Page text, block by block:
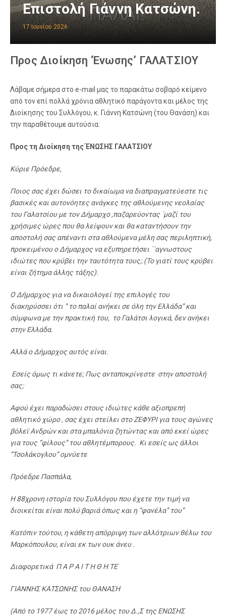
Επιστολή Γιάννη Κατσώνη.
17 Ιουνίου 2026
Προς Διοίκηση ‘Ενωσης’ ΓΑΛΑΤΣΙΟΥ
Λάβαμε σήμερα στο e-mail μας το παρακάτω σοβαρό κείμενο
από τον επί πολλά χρόνια αθλητικό παράγοντα και μέλος της
Διοίκησης του Συλλόγου, κ. Γιάννη Κατσώνη (του Θανάση) και
την παραθέτουμε αυτούσια.
Προς τη Διοίκηση της ΈΝΩΣΗΣ ΓΑΛΑΤΣΙΟΥ
Κύριε Πρόεδρε,
Ποιος σας έχει δώσει το δικαίωμα να διαπραγματεύεστε τις
βασικές και αυτονόητες ανάγκες της αθλούμενης νεολαίας
του Γαλατσίου με τον Δήμαρχο ,παζαρεύοντας ΄μαζί του
χρήσιμες ώρες που θα λείψουν και θα καταντήσουν την
αποστολή σας απέναντι στα αθλούμενα μέλη σας περιληπτική,
προκειμένου ο Δήμαρχος να εξυπηρετήσει ΄΄αγνωστους
ιδιώτες που κρύβει την ταυτότητα τους;.(Το γιατί τους κρύβει
είναι ζήτημα άλλης τάξης).
Ο Δήμαρχος για να δικαιολογεί της επιλογές του
διακηρύσσει ότι ” το παλαί ανήκει σε όλη την Ελλάδα” και
σύμφωνα με την πρακτική του, το Γαλάτσι λογικά, δεν ανήκει
στην Ελλάδα.
Αλλά ο Δήμαρχος αυτός είναι.
Εσείς όμως τι κάνετε; Πως ανταποκρίνεστε στην αποστολή
σας;
Αφού έχει παραδώσει στους ιδιώτες κάθε αξιοπρεπή
αθλητικό χώρο , σας έχει στείλει στο ΖΕΦΥΡΙ για τους αγώνες
βόλεϊ Ανδρών και στα μπαλόνια ζητώντας και από εκεί ώρες
για τους “φίλους” του αθλητέμπορους. Κι εσείς ως άλλοι
“Τσολάκογλου” ομνύετε
Πρόεδρε Πασπάλα,
Η 88χρονη ιστορία του Συλλόγου που έχετε την τιμή να
διοικείται είναι πολύ βαριά όπως και η “φανέλα” του”
Κατόπιν τούτου, η κάθετη απόρριψη των αλλότριων θέλω του
Μαρκόπουλου, είναι εκ των ουκ άνευ .
Διαφορετικά Π Α Ρ Α Ι Τ Η Θ Η ΤΕ
ΓΙΑΝΝΗΣ ΚΑΤΣΩΝΗΣ του ΘΑΝΑΣΗ
(Από το 1977 έως το 2016 μέλος του Δ.,Σ της ΕΝΩΣΗΣ